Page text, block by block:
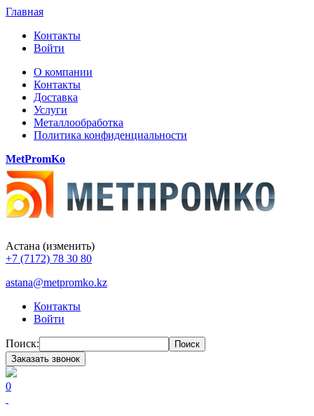
Главная
Контакты
Войти
О компании
Контакты
Доставка
Услуги
Металлообработка
Политика конфиденциальности
MetPromKo
Астана (изменить)
+7 (7172) 78 30 80
astana@metpromko.kz
Контакты
Войти
Поиск:
Поиск
Заказать звонок
0